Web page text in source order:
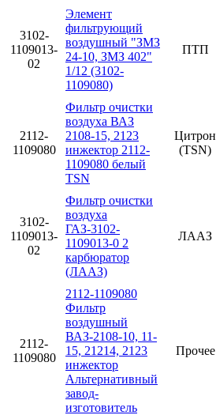
3102-
1109013-
02
Элемент
фильтрующий
воздушный "ЗМЗ
24-10, ЗМЗ 402"
1/12 (3102-
1109080)
ПТП
2112-
1109080
Фильтр очистки
воздуха ВАЗ
2108-15, 2123
инжектор 2112-
1109080 белый
TSN
Цитрон
(TSN)
3102-
1109013-
02
Фильтр очистки
воздуха
ГАЗ-3102-
1109013-0 2
карбюратор
(ЛААЗ)
ЛААЗ
2112-
1109080
2112-1109080
Фильтр
воздушный
ВАЗ-2108-10, 11-
15, 21214, 2123
инжектор
Альтернативный
завод-
изготовитель
Прочее